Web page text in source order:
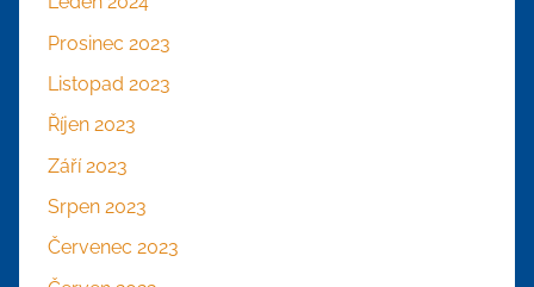
Prosinec 2023
Listopad 2023
Říjen 2023
Září 2023
Srpen 2023
Červenec 2023